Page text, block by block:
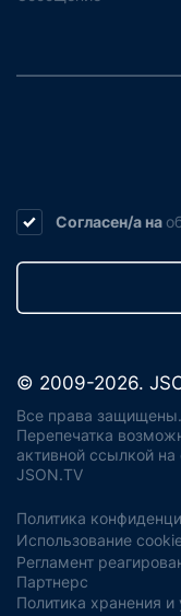
Согласен/а на
© 2009-2026.
Все права защищены.
Перепечатка
активной ссылкой на
JSON.TV
Политика
Использование
Регламент
Партнерс
Политика хранения